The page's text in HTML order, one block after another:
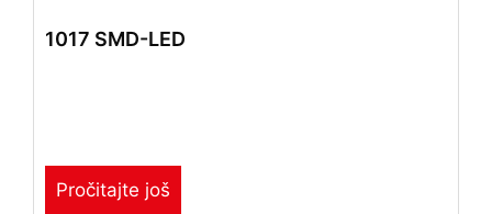
1017 SMD-LED
Pročitajte još